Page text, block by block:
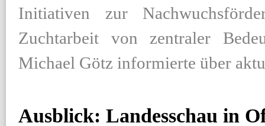
Initiativen zur
Zuchtarbeit von zentraler
Michael Götz informierte über
Ausblick: Landesschau in